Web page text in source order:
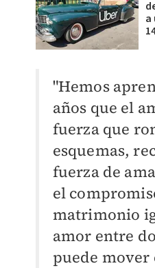
a
"Hemos
años que el
fuerza que
esquemas,
fuerza de
el
matrimonio
amor entre
puede mover